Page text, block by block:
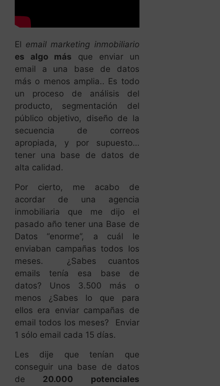
El email marketing inmobiliario
es algo más que enviar un
email a una base de datos
más o menos amplia.. Es todo
un proceso de análisis del
producto, segmentación del
público objetivo, diseño de la
secuencia de correos
apropiada, y por supuesto…
tener una base de datos de
alta calidad.
Por cierto, me acabo de
acordar de una agencia
inmobiliaria que me dijo el
pasado año tener una Base de
Datos “enorme”, a cuál le
enviaban campañas todos los
meses. ¿Sabes cuantos
emails tenía esa base de
datos? Unos 3.500 más o
menos ¿Sabes lo que para
ellos era enviar campañas de
email todos los meses? Enviar
1 sólo email cada 15 días.
Les dije que tenían que
conseguir una base de datos
de 20.000 potenciales